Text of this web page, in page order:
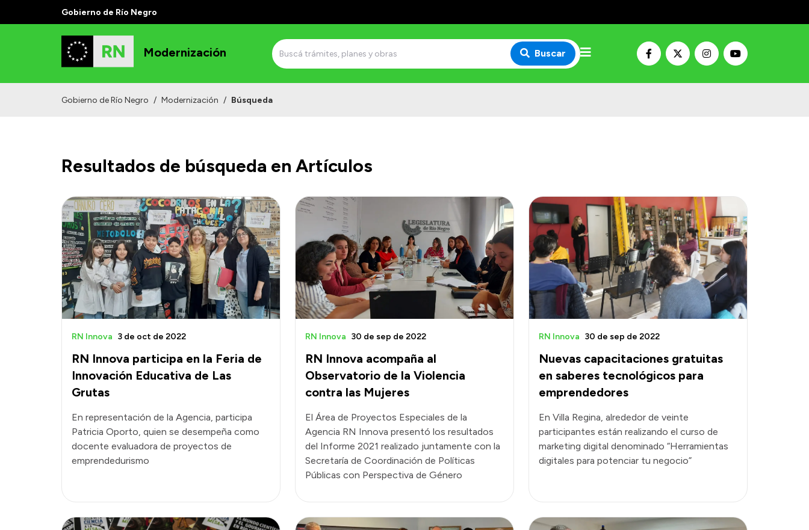
Gobierno de Río Negro
Modernización Buscar
Gobierno de Río Negro / Modernización / Búsqueda
Resultados de búsqueda en Artículos
RN Innova participa en la Feria de
Innovación Educativa de Las
Grutas
RN Innova 3 de oct de 2022
En representación de la Agencia, participa
Patricia Oporto, quien se desempeña como
docente evaluadora de proyectos de
emprendedurismo
RN Innova acompaña al
Observatorio de la Violencia
contra las Mujeres
RN Innova 30 de sep de 2022
El Área de Proyectos Especiales de la
Agencia RN Innova presentó los resultados
del Informe 2021 realizado juntamente con la
Secretaría de Coordinación de Políticas
Públicas con Perspectiva de Género
Nuevas capacitaciones gratuitas
en saberes tecnológicos para
emprendedores
RN Innova 30 de sep de 2022
En Villa Regina, alrededor de veinte
participantes están realizando el curso de
marketing digital denominado “Herramientas
digitales para potenciar tu negocio”